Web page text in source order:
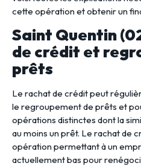
cette opération et obtenir un
Saint Quentin
de crédit et
prêts
Le rachat de crédit peut
le regroupement de prêts et
opérations distinctes dont la
au moins un prêt. Le rachat de
opération permettant à un
actuellement bas pour